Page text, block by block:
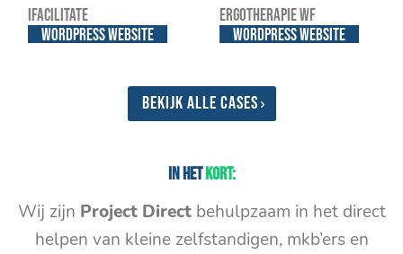
iFacilitate
WordPress website
Ergotherapie WF
WordPress website
Bekijk alle cases
In hetkort:
Wij zijn Project Direct behulpzaam in het direct
helpen van kleine zelfstandigen, mkb’ers en